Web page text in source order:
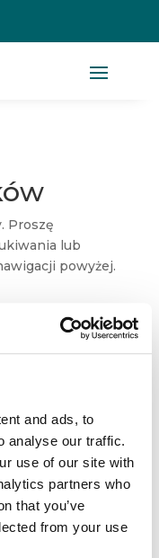
and ads, to
analyse our traffic.
use of our site with
partners who
that you’ve
from your use
Proszę
lub
powyżej.